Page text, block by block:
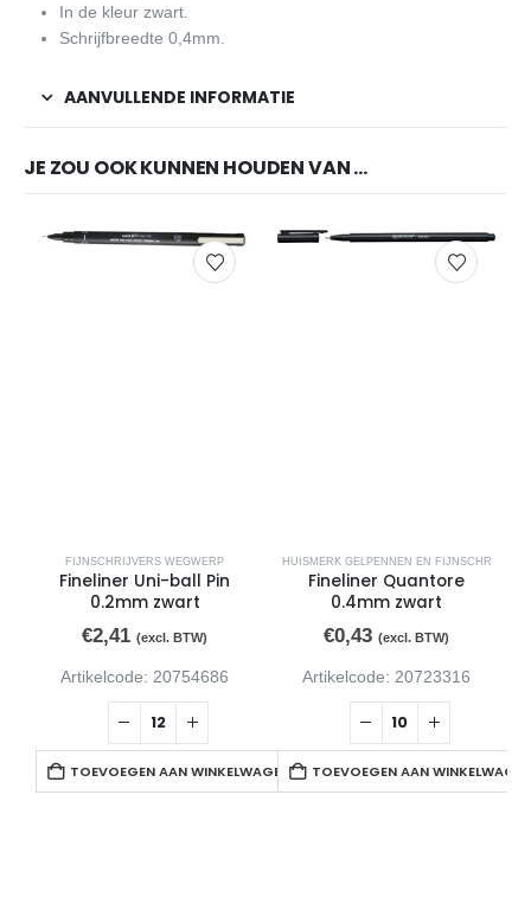
In de kleur zwart.
Schrijfbreedte 0,4mm.
AANVULLENDE INFORMATIE
JE ZOU OOK KUNNEN HOUDEN VAN …
FIJNSCHRIJVERS WEGWERP
Fineliner Uni-ball Pin
0.2mm zwart
€2,41 (excl. BTW)
Artikelcode: 20754686
TOEVOEGEN AAN WINKELWAGEN
HUISMERK GELPENNEN EN FIJNSCHR
Fineliner Quantore
0.4mm zwart
€0,43 (excl. BTW)
Artikelcode: 20723316
TOEVOEGEN AAN